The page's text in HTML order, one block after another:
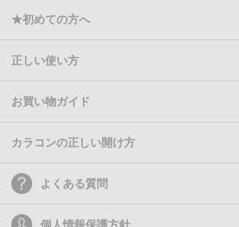
★初めての方へ
正しい使い方
お買い物ガイド
カラコンの正しい開け方
よくある質問